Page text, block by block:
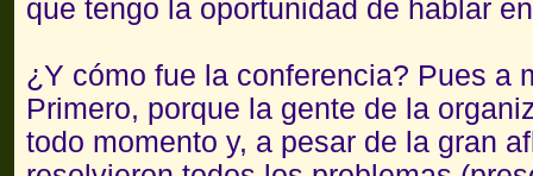
que tengo la oportunidad de hablar
¿Y cómo fue la conferencia? Pues a
Primero, porque la gente de la
todo momento y, a pesar de la gran